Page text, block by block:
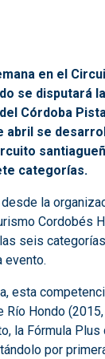
en el
se disputará
Córdoba
abril se
categorías.
la
Cordobés
seis
evento.
esta
Río Hondo
la Fórmula
por